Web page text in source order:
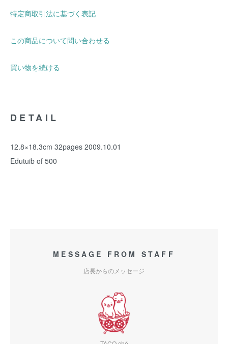
特定商取引法に基づく表記
この商品について問い合わせる
買い物を続ける
DETAIL
12.8×18.3cm 32pages 2009.10.01
Edutuib of 500
MESSAGE FROM STAFF
店長からのメッセージ